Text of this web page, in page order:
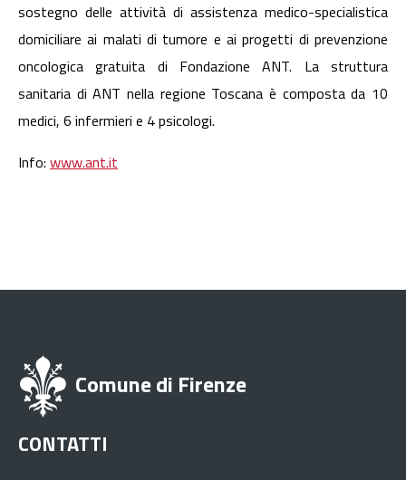
sostegno delle attività di assistenza medico-specialistica
domiciliare ai malati di tumore e ai progetti di prevenzione
oncologica gratuita di Fondazione ANT. La struttura
sanitaria di ANT nella regione Toscana è composta da 10
medici, 6 infermieri e 4 psicologi.
Info: www.ant.it
Comune di Firenze
CONTATTI